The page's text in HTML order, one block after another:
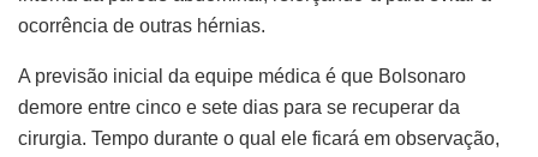
ocorrência de outras hérnias.
A previsão inicial da equipe médica é que Bolsonaro
demore entre cinco e sete dias para se recuperar da
cirurgia. Tempo durante o qual ele ficará em observação,